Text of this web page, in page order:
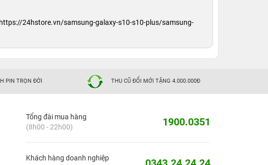
24hstore.vn/samsung-galaxy-s10-s10-plus/samsung-
PIN TRỌN ĐỜI THU CŨ ĐỔI MỚI TẶNG 4.000.000Đ
Tổng đài mua hàng
(8h00 - 22h00)
1900.0351
Khách hàng doanh nghiệp